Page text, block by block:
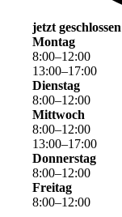
jetzt geschlossen
Montag
8:00–12:00
13:00–17:00
Dienstag
8:00–12:00
Mittwoch
8:00–12:00
13:00–17:00
Donnerstag
8:00–12:00
Freitag
8:00–12:00